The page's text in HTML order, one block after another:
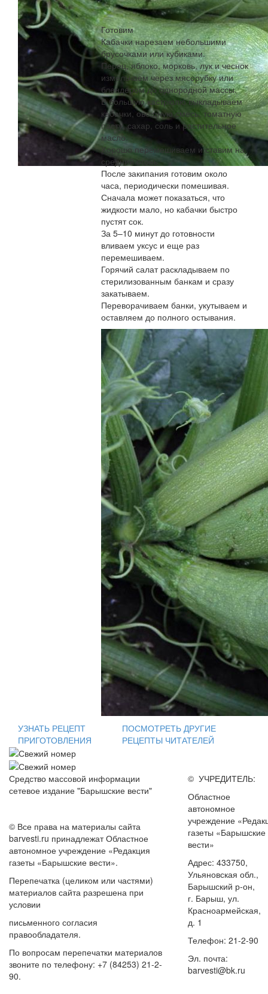
Готовим
Кабачки нарезаем небольшими
брусочками или кубиками.
Перец, яблоко, морковь, лук и чеснок
измельчаем через мясорубку или
блендером до однородной массы.
В большую кастрюлю выкладываем
кабачки, овощную смесь, томатную
пасту, сахар, соль и растительное
масло.
Хорошо перемешиваем и ставим на
средний огонь.
После закипания готовим около
часа, периодически помешивая.
Сначала может показаться, что
жидкости мало, но кабачки быстро
пустят сок.
За 5–10 минут до готовности
вливаем уксус и еще раз
перемешиваем.
Горячий салат раскладываем по
стерилизованным банкам и сразу
закатываем.
Переворачиваем банки, укутываем и
оставляем до полного остывания.
УЗНАТЬ РЕЦЕПТ
ПРИГОТОВЛЕНИЯ
ПОСМОТРЕТЬ ДРУГИЕ
РЕЦЕПТЫ ЧИТАТЕЛЕЙ
Средство массовой информации
сетевое издание "Барышские вести"
© Все права на материалы сайта
barvesti.ru принадлежат Областное
автономное учреждение «Редакция
газеты «Барышские вести».
Перепечатка (целиком или частями)
материалов сайта разрешена при
условии
письменного согласия
правообладателя.
По вопросам перепечатки материалов
звоните по телефону: +7 (84253) 21-2-
90.
© УЧРЕДИТЕЛЬ:
Областное
автономное
учреждение
газеты «Барышские
вести»
Адрес: 433750,
Ульяновская обл.,
Барышский р-он,
г. Барыш, ул.
Красноармейская,
д. 1
Телефон: 21-2-90
Эл. почта:
barvesti@bk.ru